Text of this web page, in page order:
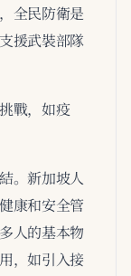
全民防衛是
援武裝部隊
戰，如疫
。新加坡人
康和安全管
人的基本物
，如引入接